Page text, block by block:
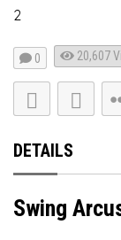
2
0 20,607
DETAILS
Swing